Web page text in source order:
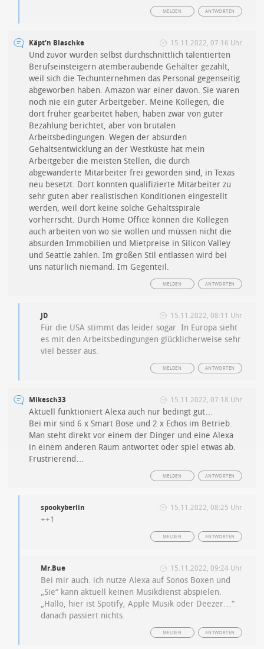
ANTWORTEN
MELDEN
Käpt'n Blaschke 15.11.2022, 07:16 Uhr
Und zuvor wurden selbst durchschnittlich talentierten
Berufseinsteigern atemberaubende Gehälter gezahlt,
weil sich die Techunternehmen das Personal gegenseitig
abgeworben haben. Amazon war einer davon. Sie waren
noch nie ein guter Arbeitgeber. Meine Kollegen, die
dort früher gearbeitet haben, haben zwar von guter
Bezahlung berichtet, aber von brutalen
Arbeitsbedingungen. Wegen der absurden
Gehaltsentwicklung an der Westküste hat mein
Arbeitgeber die meisten Stellen, die durch
abgewanderte Mitarbeiter frei geworden sind, in Texas
neu besetzt. Dort konnten qualifizierte Mitarbeiter zu
sehr guten aber realistischen Konditionen eingestellt
werden, weil dort keine solche Gehaltsspirale
vorherrscht. Durch Home Office können die Kollegen
auch arbeiten von wo sie wollen und müssen nicht die
absurden Immobilien und Mietpreise in Silicon Valley
und Seattle zahlen. Im großen Stil entlassen wird bei
uns natürlich niemand. Im Gegenteil.
ANTWORTEN
MELDEN
JD 15.11.2022, 08:11 Uhr
Für die USA stimmt das leider sogar. In Europa sieht
es mit den Arbeitsbedingungen glücklicherweise sehr
viel besser aus.
ANTWORTEN
MELDEN
Mikesch33 15.11.2022, 07:18 Uhr
Aktuell funktioniert Alexa auch nur bedingt gut…
Bei mir sind 6 x Smart Bose und 2 x Echos im Betrieb.
Man steht direkt vor einem der Dinger und eine Alexa
in einem anderen Raum antwortet oder spiel etwas ab.
Frustrierend…
ANTWORTEN
MELDEN
spookyberlin 15.11.2022, 08:25 Uhr
++1
ANTWORTEN
MELDEN
Mr.Bue 15.11.2022, 09:24 Uhr
Bei mir auch. ich nutze Alexa auf Sonos Boxen und
„Sie“ kann aktuell keinen Musikdienst abspielen.
„Hallo, hier ist Spotify, Apple Musik oder Deezer…“
danach passiert nichts.
ANTWORTEN
MELDEN